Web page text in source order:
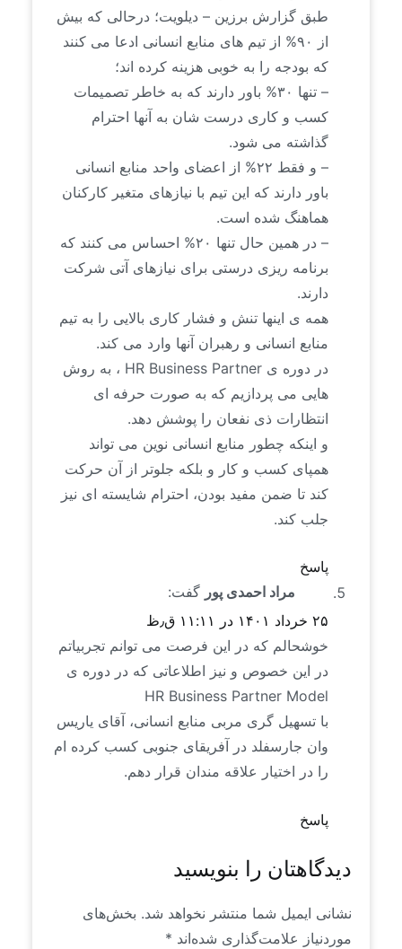
طبق گزارش برزین – دیلویت؛ درحالی که بیش
از ۹۰% از تیم های منابع انسانی ادعا می کنند
که بودجه را به خوبی هزینه کرده اند؛
– تنها ۳۰% باور دارند که به خاطر تصمیمات
کسب و کاری درست شان به آنها احترام
گذاشته می شود.
– و فقط ۲۲% از اعضای واحد منابع انسانی
باور دارند که این تیم با نیازهای متغیر کارکنان
هماهنگ شده است.
– در همین حال تنها ۲۰% احساس می کنند که
برنامه ریزی درستی برای نیازهای آتی شرکت
دارند.
همه ی اینها تنش و فشار کاری بالایی را به تیم
منابع انسانی و رهبران آنها وارد می کند.
در دوره ی HR Business Partner ، به روش
هایی می پردازیم که به صورت حرفه ای
انتظارات ذی نفعان را پوشش دهد.
و اینکه چطور منابع انسانی نوین می تواند
همپای کسب و کار و بلکه جلوتر از آن حرکت
کند تا ضمن مفید بودن، احترام شایسته ای نیز
جلب کند.
پاسخ
مراد احمدی پور گفت:
۲۵ خرداد ۱۴۰۱ در ۱۱:۱۱ ق٫ظ
خوشحالم که در این فرصت می توانم تجربیاتم
در این خصوص و نیز اطلاعاتی که در دوره ی
HR Business Partner Model
با تسهیل گری مربی منابع انسانی، آقای یاریس
وان جارسفلد در آفریقای جنوبی کسب کرده ام
را در اختیار علاقه مندان قرار دهم.
پاسخ
دیدگاهتان را بنویسید
نشانی ایمیل شما منتشر نخواهد شد. بخش‌های
موردنیاز علامت‌گذاری شده‌اند *